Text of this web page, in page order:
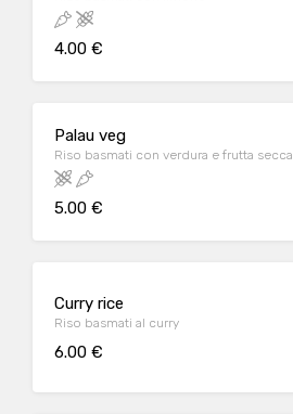
4.00 €
Palau veg
Riso basmati con verdura e frutta secca
5.00 €
Curry rice
Riso basmati al curry
6.00 €